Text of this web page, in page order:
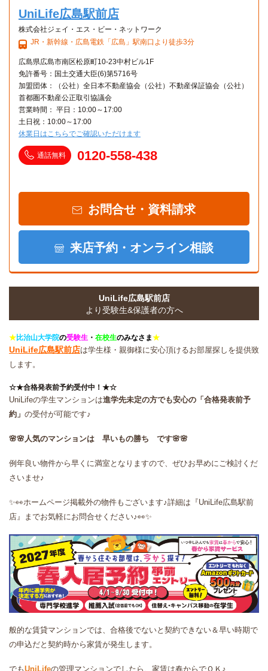
UniLife広島駅前店
株式会社ジェイ・エス・ビー・ネットワーク
JR・新幹線・広島電鉄「広島」駅南口より徒歩3分
広島県広島市南区松原町10-23中村ビル1F
免許番号：国土交通大臣(6)第5716号
加盟団体：（公社）全日本不動産協会（公社）不動産保証協会（公社）
首都圏不動産公正取引協議会
営業時間： 平日：10:00～17:00
土日祝：10:00～17:00
休業日はこちらでご確認いただけます
通話無料 0120-558-438
お問合せ・資料請求
来店予約・オンライン相談
UniLife広島駅前店
より受験生&保護者の方へ
★比治山大学院の受験生 ・ 在校生のみなさま★
UniLife広島駅前店は学生様・親御様に安心頂けるお部屋探しを提供致
します。
☆★合格発表前予約受付中！★☆
UniLifeの学生マンションは進学先未定の方でも安心の「合格発表前予
約」 の受付が可能です♪
🌸🌸人気のマンションは 早いもの勝ち です🌸🌸
例年良い物件から早くに満室となりますので、ぜひお早めにご検討くだ
さいませ♪
✨👀ホームページ掲載外の物件もございます♪詳細は『UniLife広島駅前
店』までお気軽にお問合せください♪👀✨
般的な賃貸マンションでは、合格後でないと契約できない＆早い時期で
の申込だと契約時から家賃が発生します。
でもUniLifeの管理マンションでしたら、家賃は春からでＯＫ♪